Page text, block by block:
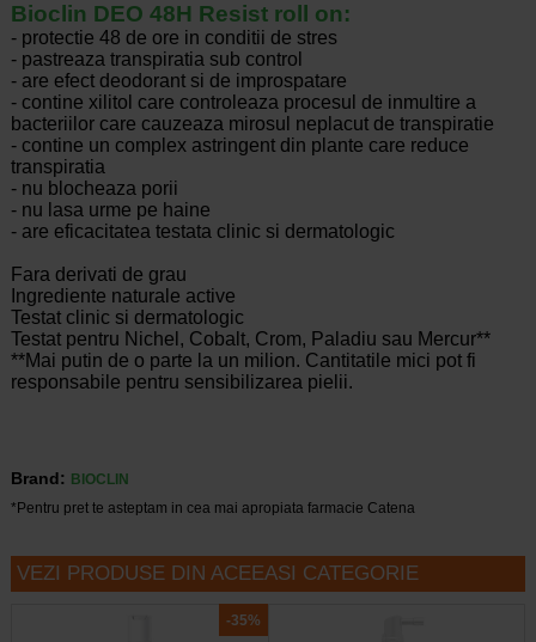
Bioclin DEO 48H Resist roll on:
- protectie 48 de ore in conditii de stres
- pastreaza transpiratia sub control
- are efect deodorant si de improspatare
- contine xilitol care controleaza procesul de inmultire a
bacteriilor care cauzeaza mirosul neplacut de transpiratie
- contine un complex astringent din plante care reduce
transpiratia
- nu blocheaza porii
- nu lasa urme pe haine
- are eficacitatea testata clinic si dermatologic
Fara derivati de grau
Ingrediente naturale active
Testat clinic si dermatologic
Testat pentru Nichel, Cobalt, Crom, Paladiu sau Mercur**
**Mai putin de o parte la un milion. Cantitatile mici pot fi
responsabile pentru sensibilizarea pielii.
Brand:
BIOCLIN
*Pentru pret te asteptam in cea mai apropiata farmacie Catena
VEZI PRODUSE DIN ACEEASI CATEGORIE
-35%